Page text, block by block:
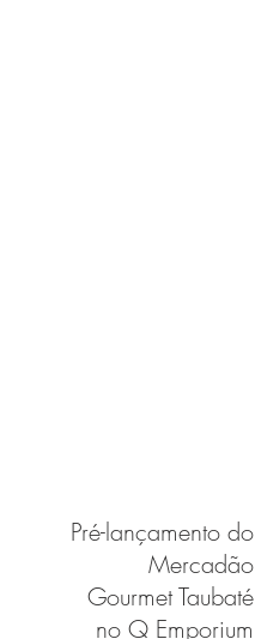
Pré-lançamento do
Mercadão
Gourmet Taubaté
no Q Emporium